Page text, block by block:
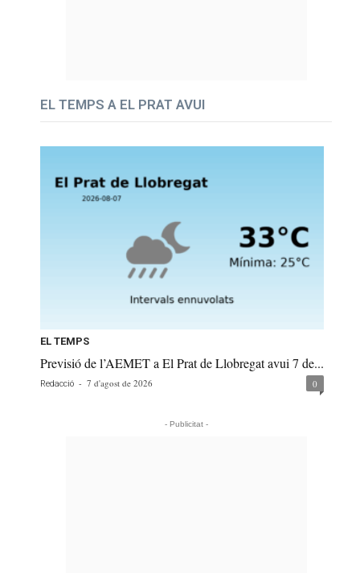
EL TEMPS A EL PRAT AVUI
EL TEMPS
Previsió de l’AEMET a El Prat de Llobregat avui 7 de...
Redacció - 7 d'agost de 2026 0
- Publicitat -